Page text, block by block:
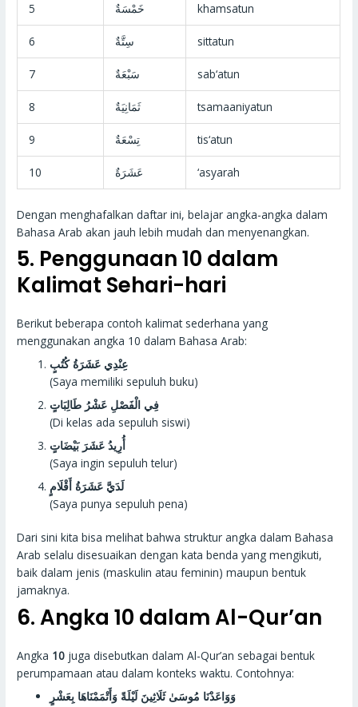
5 خَمْسَةٌ khamsatun
6 سِتَّةٌ sittatun
7 سَبْعَةٌ sab‘atun
8 ثَمَانِيَةٌ tsamaaniyatun
9 تِسْعَةٌ tis‘atun
10 عَشَرَةٌ ‘asyarah
Dengan menghafalkan daftar ini, belajar angka-angka dalam
Bahasa Arab akan jauh lebih mudah dan menyenangkan.
5. Penggunaan 10 dalam
Kalimat Sehari-hari
Berikut beberapa contoh kalimat sederhana yang
menggunakan angka 10 dalam Bahasa Arab:
عِنْدِي عَشَرَةُ كُتُبٍ
(Saya memiliki sepuluh buku)
فِي الْفَصْلِ عَشْرُ طَالِبَاتٍ
(Di kelas ada sepuluh siswi)
أُرِيدُ عَشَرَ بَيْضَاتٍ
(Saya ingin sepuluh telur)
لَدَيَّ عَشَرَةُ أَقْلَامٍ
(Saya punya sepuluh pena)
Dari sini kita bisa melihat bahwa struktur angka dalam Bahasa
Arab selalu disesuaikan dengan kata benda yang mengikuti,
baik dalam jenis (maskulin atau feminin) maupun bentuk
jamaknya.
6. Angka 10 dalam Al-Qur’an
Angka 10 juga disebutkan dalam Al-Qur’an sebagai bentuk
perumpamaan atau dalam konteks waktu. Contohnya:
وَوَاعَدْنَا مُوسَىٰ ثَلَاثِينَ لَيْلَةً وَأَتْمَمْنَاهَا بِعَشْرٍ